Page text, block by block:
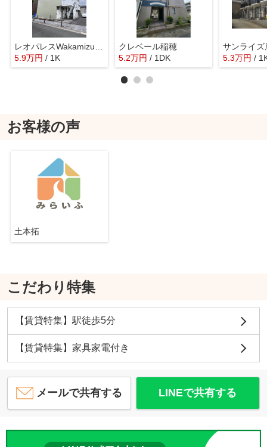
5.9万円 / 1K
クレベール稲穂
5.2万円 / 1DK
サンライズ
5.3万円 /
お客様の声
土本拓
こだわり特集
【賃貸特集】駅徒歩5分
【賃貸特集】家具家電付き
メールで共有する LINEで共有する